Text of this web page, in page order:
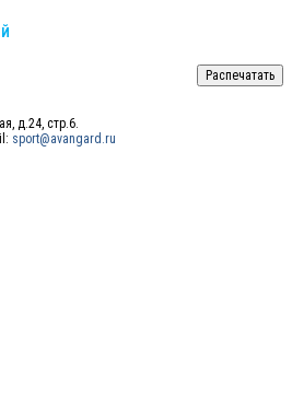
д.24, стр.6.
sport@avangard.ru